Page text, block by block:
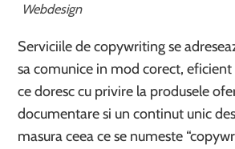
Webdesign
Serviciile de copywriting se
sa comunice in mod corect,
ce doresc cu privire la produsele
documentare si un continut unic
masura ceea ce se numeste